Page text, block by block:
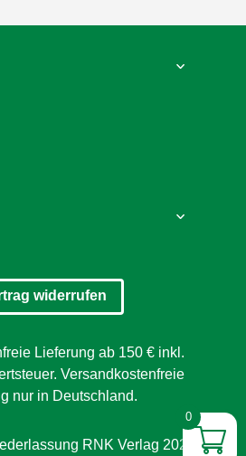
widerrufen
Lieferung ab 150 € inkl.
Versandkostenfreie
nur in Deutschland.
RNK Verlag 2026
0